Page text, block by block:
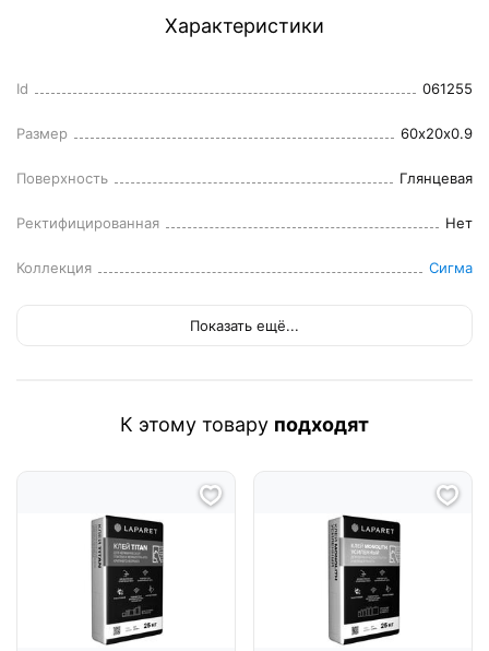
Характеристики
Id 061255
Размер 60x20x0.9
Поверхность Глянцевая
Ректифицированная Нет
Коллекция Сигма
Показать ещё...
К этому товару подходят